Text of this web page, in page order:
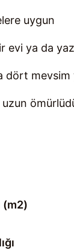
uygun
ya da
dört
uzun
(m2)